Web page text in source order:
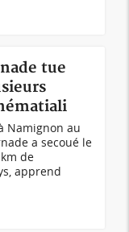
tue
Namignon au
a secoué le
de
apprend